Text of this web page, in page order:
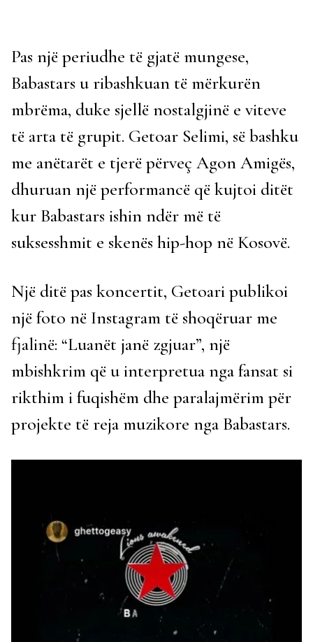
Pas një periudhe të gjatë mungese,
Babastars u ribashkuan të mërkurën
mbrëma, duke sjellë nostalgjinë e viteve
të arta të grupit. Getoar Selimi, së bashku
me anëtarët e tjerë përveç Agon Amigës,
dhuruan një performancë që kujtoi ditët
kur Babastars ishin ndër më të
suksesshmit e skenës hip-hop në Kosovë.
Një ditë pas koncertit, Getoari publikoi
një foto në Instagram të shoqëruar me
fjalinë: “Luanët janë zgjuar”, një
mbishkrim që u interpretua nga fansat si
rikthim i fuqishëm dhe paralajmërim për
projekte të reja muzikore nga Babastars.